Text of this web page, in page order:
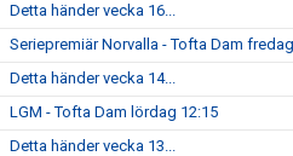
Detta händer vecka 16...
Seriepremiär Norvalla - Tofta Dam
Detta händer vecka 14...
LGM - Tofta Dam lördag 12:15
Detta händer vecka 13...